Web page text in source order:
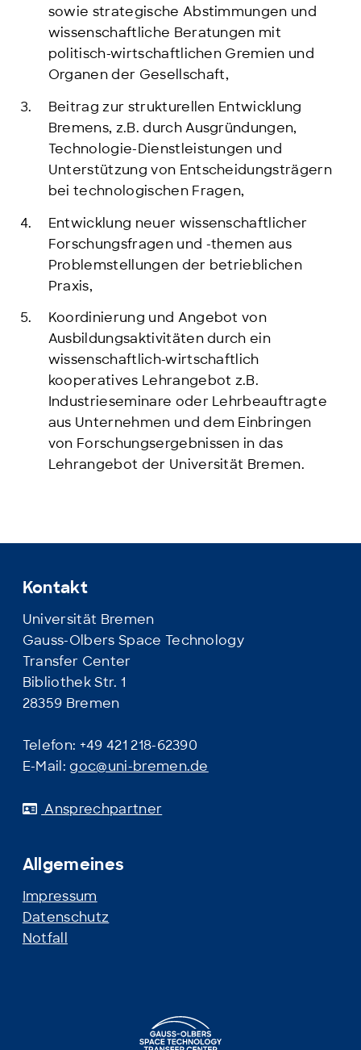
sowie strategische Abstimmungen und
wissenschaftliche Beratungen mit
politisch-wirtschaftlichen Gremien und
Organen der Gesellschaft,
Beitrag zur strukturellen Entwicklung
Bremens, z.B. durch Ausgründungen,
Technologie-Dienstleistungen und
Unterstützung von Entscheidungsträgern
bei technologischen Fragen,
Entwicklung neuer wissenschaftlicher
Forschungsfragen und -themen aus
Problemstellungen der betrieblichen
Praxis,
Koordinierung und Angebot von
Ausbildungsaktivitäten durch ein
wissenschaftlich-wirtschaftlich
kooperatives Lehrangebot z.B.
Industrieseminare oder Lehrbeauftragte
aus Unternehmen und dem Einbringen
von Forschungsergebnissen in das
Lehrangebot der Universität Bremen.
Kontakt
Universität Bremen
Gauss-Olbers Space Technology
Transfer Center
Bibliothek Str. 1
28359 Bremen
Telefon: +49 421 218-62390
E-Mail:goc@uni-bremen.de
Ansprechpartner
Allgemeines
Impressum
Datenschutz
Notfall